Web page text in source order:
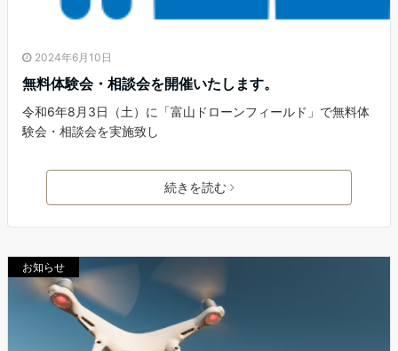
2024年6月10日
無料体験会・相談会を開催いたします。
令和6年8月3日（土）に「富山ドローンフィールド」で無料体
験会・相談会を実施致し
続きを読む
お知らせ